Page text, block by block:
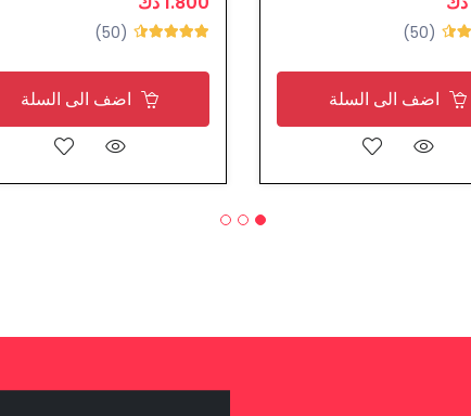
(50)
اضف الى السلة
(50)
اضف الى السلة